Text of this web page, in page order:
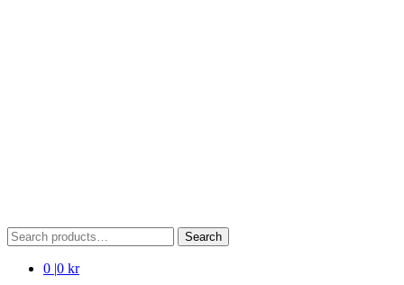
Search
for:
Search
0 |0 kr